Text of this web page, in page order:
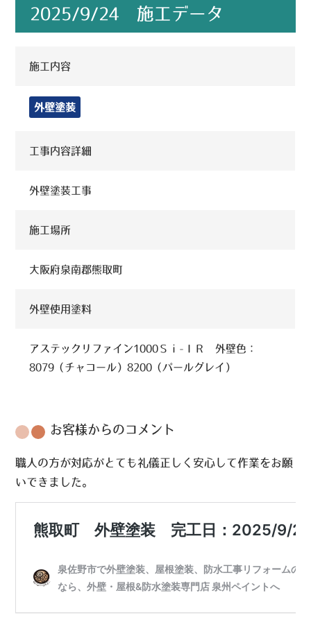
2025/9/24 施工データ
施工内容
外壁塗装
工事内容詳細
外壁塗装工事
施工場所
大阪府泉南郡熊取町
外壁使用塗料
アステックリファイン1000Ｓｉ-ＩＲ 外壁色：
8079（チャコール）8200（パールグレイ）
お客様からのコメント
職人の方が対応がとても礼儀正しく安心して作業をお願
いできました。